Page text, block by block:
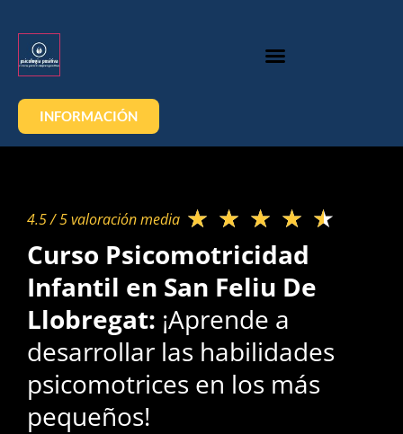
INFORMACIÓN
4.5 / 5 valoración media​ ★ ★ ★ ★ ★
Curso Psicomotricidad
Infantil en San Feliu De
Llobregat: ¡Aprende a
desarrollar las habilidades
psicomotrices en los más
pequeños!